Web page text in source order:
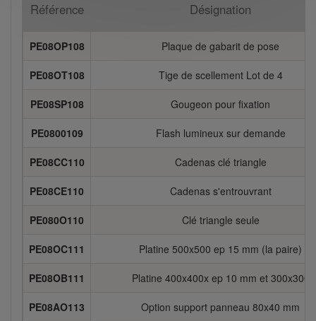
Référence Désignation
PE08OP108 Plaque de gabarit de pose
PE08OT108 Tige de scellement Lot de 4
PE08SP108 Gougeon pour fixation
PE0800109 Flash lumineux sur demande
PE08CC110 Cadenas clé triangle
PE08CE110 Cadenas s'entrouvrant
PE080O110 Clé triangle seule
PE08OC111 Platine 500x500 ep 15 mm (la paire)
PE08OB111 Platine 400x400x ep 10 mm et 300x300
PE08AO113 Option support panneau 80x40 mm